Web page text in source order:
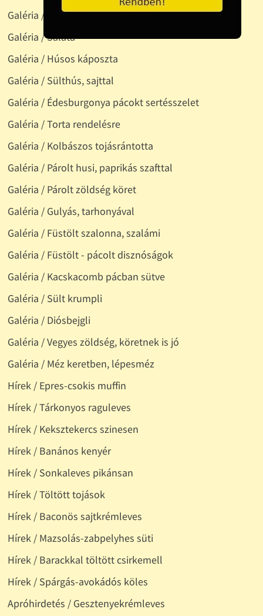
Galéria / Rántotthús, párolt zöldséggel
Galéria / Saláta
Galéria / Húsos káposzta
Galéria / Sülthús, sajttal
Galéria / Édesburgonya pácokt sertésszelet
Galéria / Torta rendelésre
Galéria / Kolbászos tojásrántotta
Galéria / Párolt husi, paprikás szafttal
Galéria / Párolt zöldség köret
Galéria / Gulyás, tarhonyával
Galéria / Füstölt szalonna, szalámi
Galéria / Füstölt - pácolt disznóságok
Galéria / Kacskacomb pácban sütve
Galéria / Sült krumpli
Galéria / Diósbejgli
Galéria / Vegyes zöldség, köretnek is jó
Galéria / Méz keretben, lépesméz
Hírek / Epres-csokis muffin
Hírek / Tárkonyos raguleves
Hírek / Keksztekercs szinesen
Hírek / Banános kenyér
Hírek / Sonkaleves pikánsan
Hírek / Töltött tojások
Hírek / Baconös sajtkrémleves
Hírek / Mazsolás-zabpelyhes süti
Hírek / Barackkal töltött csirkemell
Hírek / Spárgás-avokádós köles
Apróhirdetés / Gesztenyekrémleves